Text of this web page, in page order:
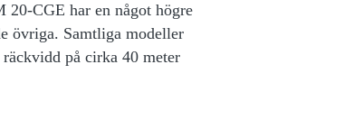
20-CGE har en något högre
övriga. Samtliga modeller
på cirka 40 meter